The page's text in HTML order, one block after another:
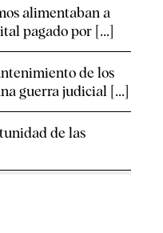
alimentaban a
pagado por [...]
de los
guerra judicial [...]
de las